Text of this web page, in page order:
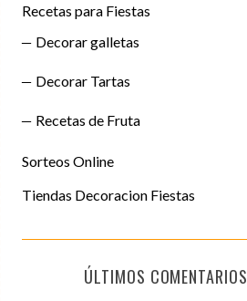
Recetas para Fiestas
Decorar galletas
Decorar Tartas
Recetas de Fruta
Sorteos Online
Tiendas Decoracion Fiestas
ÚLTIMOS COMENTARIOS